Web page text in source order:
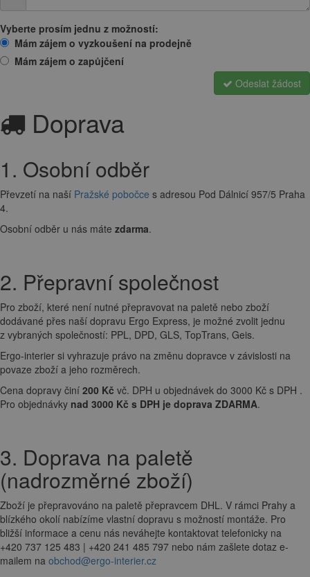
Vyberte prosím jednu z možností:
Mám zájem o vyzkoušení na prodejně
Mám zájem o zapůjčení
Odeslat žádost
Doprava
1. Osobní odběr
Převzetí na naší Pražské pobočce s adresou Pod Dálnicí 957/5 Praha
4.
Osobní odběr u nás máte zdarma.
2. Přepravní společnost
Pro zboží, které není nutné přepravovat na paletě nebo zboží
dodávané přes naší dopravu Ergo Express, je možné zvolit jednu
z vybraných společností: PPL, DPD, GLS, TopTrans, Geis.
Ergo-interier si vyhrazuje právo na změnu dopravce v závislosti na
povaze zboží a jeho rozměrech.
Cena dopravy činí 200 Kč vč. DPH u objednávek do 3000 Kč s DPH .
Pro objednávky nad 3000 Kč s DPH je doprava ZDARMA.
3. Doprava na paletě
(nadrozměrné zboží)
Zboží je přepravováno na paletě přepravcem DHL. V rámci Prahy a
blízkého okolí nabízíme vlastní dopravu s možností montáže. Pro
bližší informace a cenu nás neváhejte kontaktovat telefonicky na
+420 737 125 483 | +420 241 485 797 nebo nám zašlete dotaz e-
mailem na obchod@ergo-interier.cz